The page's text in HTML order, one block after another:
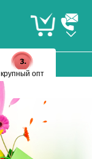
крупный опт